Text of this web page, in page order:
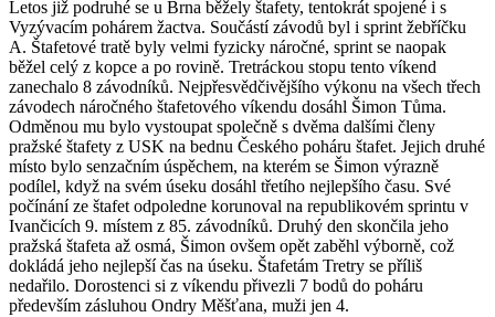
Letos již podruhé se u Brna běžely štafety, tentokrát spojené i s
Vyzývacím pohárem žactva. Součástí závodů byl i sprint žebříčku
A. Štafetové tratě byly velmi fyzicky náročné, sprint se naopak
běžel celý z kopce a po rovině. Tretráckou stopu tento víkend
zanechalo 8 závodníků. Nejpřesvědčivějšího výkonu na všech třech
závodech náročného štafetového víkendu dosáhl Šimon Tůma.
Odměnou mu bylo vystoupat společně s dvěma dalšími členy
pražské štafety z USK na bednu Českého poháru štafet. Jejich druhé
místo bylo senzačním úspěchem, na kterém se Šimon výrazně
podílel, když na svém úseku dosáhl třetího nejlepšího času. Své
počínání ze štafet odpoledne korunoval na republikovém sprintu v
Ivančicích 9. místem z 85. závodníků. Druhý den skončila jeho
pražská štafeta až osmá, Šimon ovšem opět zaběhl výborně, což
dokládá jeho nejlepší čas na úseku. Štafetám Tretry se příliš
nedařilo. Dorostenci si z víkendu přivezli 7 bodů do poháru
především zásluhou Ondry Měšťana, muži jen 4.